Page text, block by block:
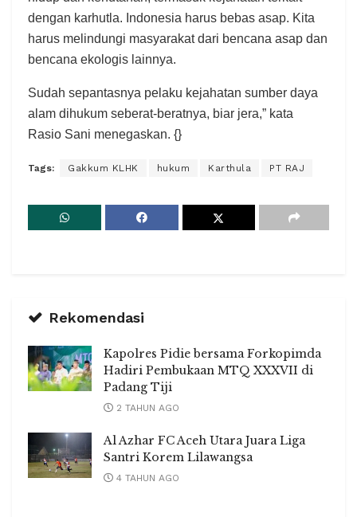
dengan karhutla. Indonesia harus bebas asap. Kita
harus melindungi masyarakat dari bencana asap dan
bencana ekologis lainnya.
Sudah sepantasnya pelaku kejahatan sumber daya
alam dihukum seberat-beratnya, biar jera,” kata
Rasio Sani menegaskan. {}
Tags: Gakkum KLHK hukum Karthula PT RAJ
Rekomendasi
Kapolres Pidie bersama Forkopimda
Hadiri Pembukaan MTQ XXXVII di
Padang Tiji
2 TAHUN AGO
Al Azhar FC Aceh Utara Juara Liga
Santri Korem Lilawangsa
4 TAHUN AGO